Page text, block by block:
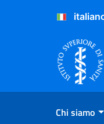
Salta al Contenuto
Salta al Footer
Chi siamo